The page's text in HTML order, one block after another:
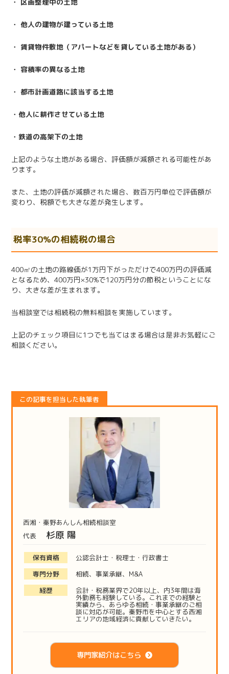
・ 他人の建物が建っている土地
・ 賃貸物件敷地（アパートなどを貸している土地がある）
・ 容積率の異なる土地
・ 都市計画道路に該当する土地
・他人に耕作させている土地
・鉄道の高架下の土地
上記のような土地がある場合、評価額が減額される可能性があ
ります。
また、土地の評価が減額された場合、数百万円単位で評価額が
変わり、税額でも大きな差が発生します。
税率30%の相続税の場合
400㎡の土地の路線価が1万円下がっただけで400万円の評価減
となるため、400万円×30%で120万円分の節税ということにな
り、大きな差が生まれます。
当相談室では相続税の無料相談を実施しています。
上記のチェック項目に1 つでも当てはまる場合は是非お気軽にご
相談ください。
この記事を担当した執筆者
西湘・秦野あんしん相続相談室
代表
杉原 陽
保有資格
公認会計士・税理士・行政書士
専門分野
相続、事業承継、M&A
経歴
会計・税務業界で20年以上、内3年間は海
外勤務も経験している。これまでの経験と
実績から、あらゆる相続・事業承継のご相
談に対応が可能。秦野市を中心とする西湘
エリアの地域経済に貢献していきたい。
専門家紹介はこちら